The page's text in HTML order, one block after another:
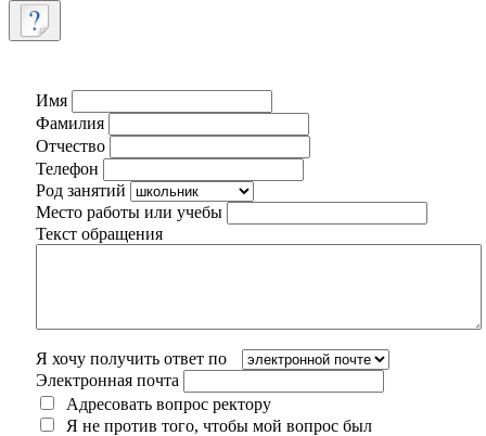
Имя
Фамилия
Отчество
Телефон
Род занятий
Место работы или учебы
Текст обращения
Я хочу получить ответ по
Электронная почта
Адресовать вопрос ректору
Я не против того, чтобы мой вопрос был